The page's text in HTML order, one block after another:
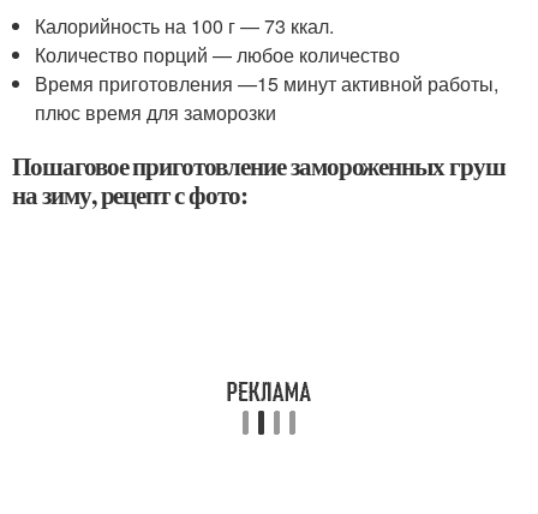
Калорийность на 100 г — 73 ккал.
Количество порций — любое количество
Время приготовления —15 минут активной работы,
плюс время для заморозки
Пошаговое приготовление замороженных груш
на зиму, рецепт с фото: